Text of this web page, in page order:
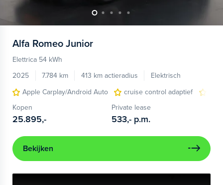
Alfa Romeo Junior
Elettrica 54 kWh
2025
7.784 km 413 km actieradius
Elektrisch
Apple Carplay/Android Auto
cruise control adaptief
Kopen
25.895,-
Private lease
533,- p.m.
Bekijken